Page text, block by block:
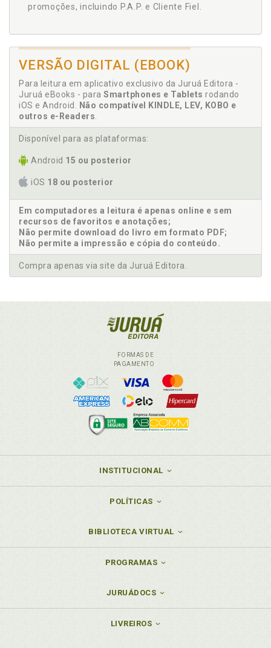
promoções, incluindo P.A.P. e Cliente Fiel.
VERSÃO DIGITAL (EBOOK)
Para leitura em aplicativo exclusivo da Juruá Editora -
Juruá eBooks - para Smartphones e Tablets rodando
iOS e Android.
Não compatível KINDLE, LEV, KOBO e
outros e-Readers
Disponível para as plataformas:
Android 15 ou posterior
iOS 18 ou posterior
Em computadores a leitura é apenas online e sem
recursos de favoritos e anotações;
Não permite download do livro em formato PDF;
Não permite a impressão e cópia do conteúdo.
Compra apenas via site da Juruá Editora.
FORMAS DE
PAGAMENTO
INSTITUCIONAL
POLÍTICAS
BIBLIOTECA VIRTUAL
PROGRAMAS
JURUÁDOCS
LIVREIROS